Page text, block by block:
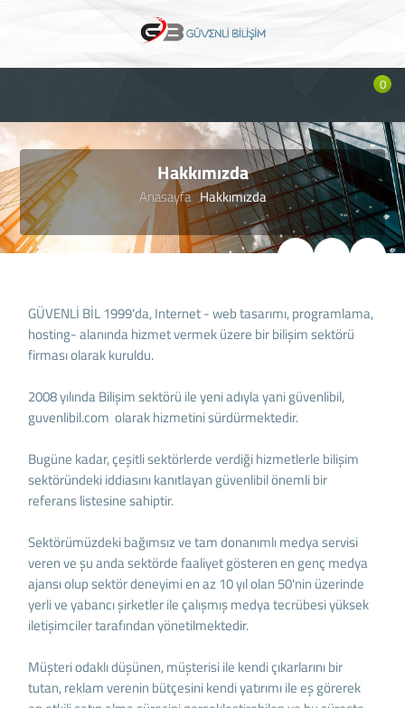
0
Hakkımızda
Anasayfa Hakkımızda
GÜVENLİ BİL 1999'da, Internet - web tasarımı, programlama,
hosting- alanında hizmet vermek üzere bir bilişim sektörü
firması olarak kuruldu.
2008 yılında Bilişim sektörü ile yeni adıyla yani güvenlibil,
guvenlibil.com olarak hizmetini sürdürmektedir.
Bugüne kadar, çeşitli sektörlerde verdiği hizmetlerle bilişim
sektöründeki iddiasını kanıtlayan güvenlibil önemli bir
referans listesine sahiptir.
Sektörümüzdeki bağımsız ve tam donanımlı medya servisi
veren ve şu anda sektörde faaliyet gösteren en genç medya
ajansı olup sektör deneyimi en az 10 yıl olan 50'nin üzerinde
yerli ve yabancı şirketler ile çalışmış medya tecrübesi yüksek
iletişimciler tarafından yönetilmektedir.
Müşteri odaklı düşünen, müşterisi ile kendi çıkarlarını bir
tutan, reklam verenin bütçesini kendi yatırımı ile eş görerek